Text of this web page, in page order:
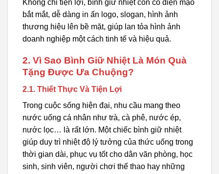
Không chỉ tiện lợi, bình giữ nhiệt còn có diện mạo
bắt mắt, dễ dàng in ấn logo, slogan, hình ảnh
thương hiệu lên bề mặt, giúp lan tỏa hình ảnh
doanh nghiệp một cách tinh tế và hiệu quả.
2. Vì Sao Bình Giữ Nhiệt Là Món Quà
Tặng Được Ưa Chuộng?
2.1. Thiết Thực Và Tiện Lợi
Trong cuộc sống hiện đại, nhu cầu mang theo
nước uống cá nhân như trà, cà phê, nước ép,
nước lọc… là rất lớn. Một chiếc bình giữ nhiệt
giúp duy trì nhiệt độ lý tưởng của thức uống trong
thời gian dài, phục vụ tốt cho dân văn phòng, học
sinh, sinh viên, người chơi thể thao hay những